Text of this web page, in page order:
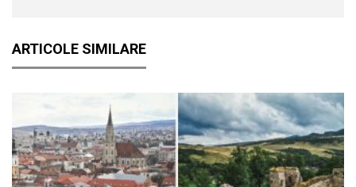
ARTICOLE SIMILARE